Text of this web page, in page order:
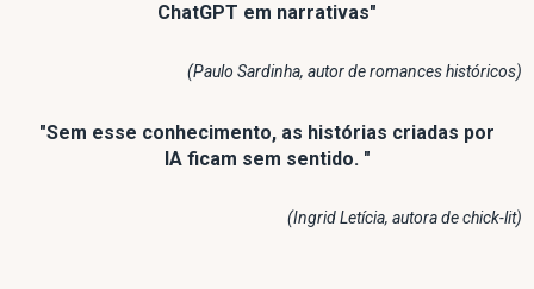
ChatGPT em narrativas"
(Paulo Sardinha, autor de romances históricos)
"Sem esse conhecimento, as histórias criadas por
IA ficam sem sentido. "
(Ingrid Letícia, autora de chick-lit)